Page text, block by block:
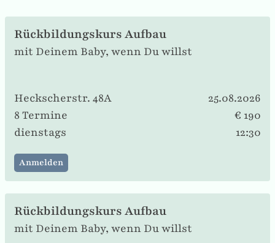
Rückbildungskurs Aufbau
mit Deinem Baby, wenn Du willst
Heckscherstr. 48A
25.08.2026
8 Termine
€ 190
dienstags
12:30
Anmelden
Rückbildungskurs Aufbau
mit Deinem Baby, wenn Du willst